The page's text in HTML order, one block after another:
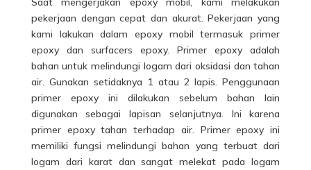
pekerjaan dengan cepat dan akurat. Pekerjaan yang
kami lakukan dalam epoxy mobil termasuk primer
epoxy dan surfacers epoxy. Primer epoxy adalah
bahan untuk melindungi logam dari oksidasi dan tahan
air. Gunakan setidaknya 1 atau 2 lapis. Penggunaan
primer epoxy ini dilakukan sebelum bahan lain
digunakan sebagai lapisan selanjutnya. Ini karena
primer epoxy tahan terhadap air. Primer epoxy ini
memiliki fungsi melindungi bahan yang terbuat dari
logam dari karat dan sangat melekat pada logam